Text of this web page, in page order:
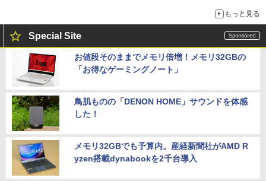
もっと見る
Special Site
お値段そのままでメモリ倍増！メモリ32GBの
「お得なゲーミングノート」
鳥肌ものの「DENON HOME」サウンドを体感
した！
メモリ32GBでも予算内。産経新聞社がAMD R
yzen搭載dynabookを2千台導入